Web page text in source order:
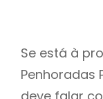
Se está à
Penhoradas